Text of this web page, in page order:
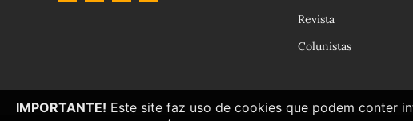
Revista
Colunistas
IMPORTANTE! Este site faz uso de cookies que podem conter